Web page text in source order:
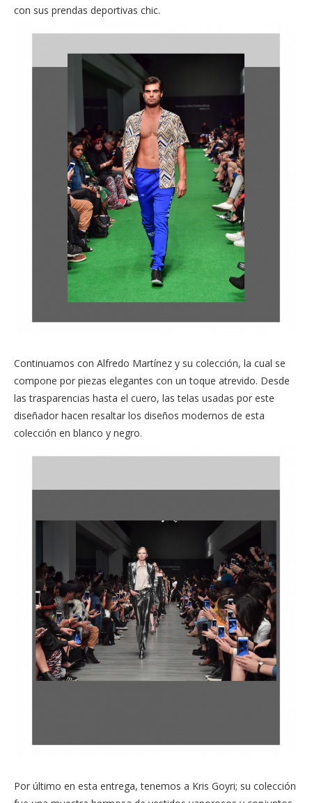
con sus prendas deportivas chic.
Continuamos con Alfredo Martínez y su colección, la cual se
compone por piezas elegantes con un toque atrevido. Desde
las trasparencias hasta el cuero, las telas usadas por este
diseñador hacen resaltar los diseños modernos de esta
colección en blanco y negro.
Por último en esta entrega, tenemos a Kris Goyri; su colección